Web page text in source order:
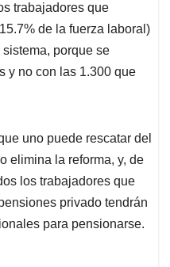
trabajadores que
de la fuerza laboral)
porque se
y no con las 1.300 que
uno puede rescatar del
elimina la reforma, y, de
los trabajadores que
privado tendrán
para pensionarse.